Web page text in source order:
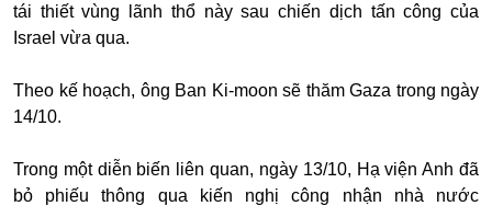
tái thiết vùng lãnh thổ này sau chiến dịch tấn công của
Israel vừa qua.
Theo kế hoạch, ông Ban Ki-moon sẽ thăm Gaza trong ngày
14/10.
Trong một diễn biến liên quan, ngày 13/10, Hạ viện Anh đã
bỏ phiếu thông qua kiến nghị công nhận nhà nước